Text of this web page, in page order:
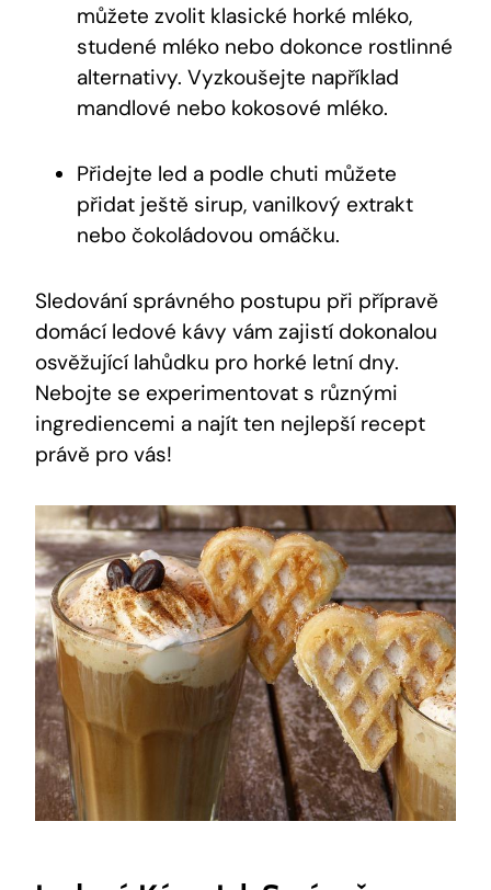
můžete zvolit klasické horké mléko,
studené mléko nebo dokonce rostlinné
alternativy. Vyzkoušejte například
mandlové nebo kokosové mléko.
Přidejte led a podle chuti můžete
přidat ještě sirup, vanilkový extrakt
nebo čokoládovou omáčku.
Sledování správného postupu při přípravě
domácí ledové kávy vám zajistí dokonalou
osvěžující lahůdku pro horké letní dny.
Nebojte se experimentovat s různými
ingrediencemi a najít ten nejlepší recept
právě pro vás!